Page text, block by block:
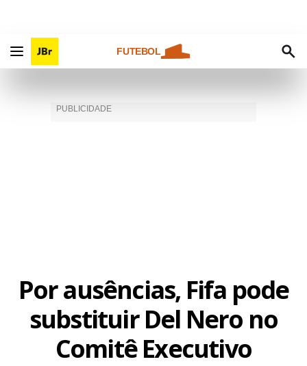
FUTEBOL
Por ausências, Fifa pode
substituir Del Nero no
Comitê Executivo